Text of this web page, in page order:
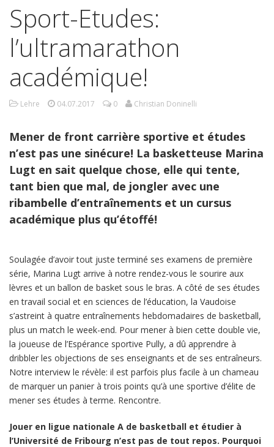
Sport-Etudes:
l’ultramarathon
académique!
Lehre 04.07.2017 0 Christian Doninelli
Mener de front carrière sportive et études
n’est pas une sinécure! La basketteuse Marina
Lugt en sait quelque chose, elle qui tente,
tant bien que mal, de jongler avec une
ribambelle d’entraînements et un cursus
académique plus qu’étoffé!
Soulagée d’avoir tout juste terminé ses examens de première
série, Marina Lugt arrive à notre rendez-vous le sourire aux
lèvres et un ballon de basket sous le bras. A côté de ses études
en travail social et en sciences de l’éducation, la Vaudoise
s’astreint à quatre entraînements hebdomadaires de basketball,
plus un match le week-end. Pour mener à bien cette double vie,
la joueuse de l’Espérance sportive Pully, a dû apprendre à
dribbler les objections de ses enseignants et de ses entraîneurs.
Notre interview le révèle: il est parfois plus facile à un chameau
de marquer un panier à trois points qu’à une sportive d’élite de
mener ses études à terme. Rencontre.
Jouer en ligue nationale A de basketball et étudier à
l’Université de Fribourg n’est pas de tout repos. Pourquoi